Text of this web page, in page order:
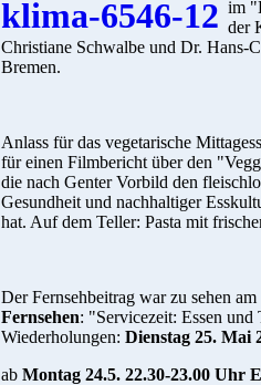
im
der
Christiane Schwalbe und Dr. Hans-
Bremen.
Anlass für das vegetarische
für einen Filmbericht über den
die nach Genter Vorbild den
Gesundheit und nachhaltiger
hat. Auf dem Teller: Pasta mit
Der Fernsehbeitrag war zu sehen am
Fernsehen: "Servicezeit: Essen
Wiederholungen: Dienstag 25. Mai
ab Montag 24.5. 22.30-23.00 Uhr